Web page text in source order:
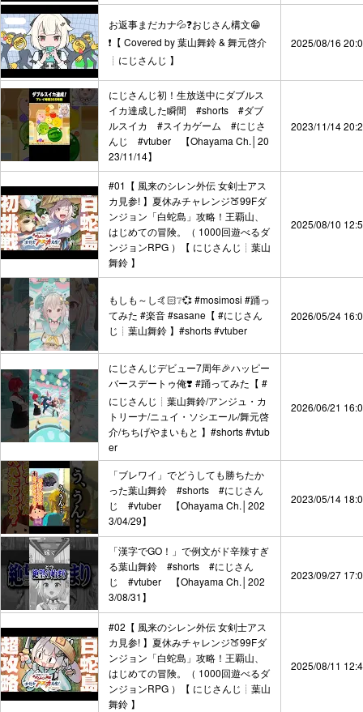
お返事まだカナ💦❓おじさん構文😁
❗️【 Covered by 葉山舞鈴 & 舞元啓介
┊︎にじさんじ 】
2025/08/16
にじさんじ初！生放送中にダブルス
イカ達成した瞬間 #shorts #ダブ
ルスイカ #スイカゲーム #にじさ
んじ #vtuber 【Ohayama Ch.│20
23/11/14】
2023/11/14
#01【 風来のシレン外伝 女剣士アス
カ見参! 】夏休みチャレンジ🍑99Fダ
ンジョン「白蛇島」攻略！王覇山、
はじめての冒険。（ 1000回遊べるダ
ンジョンRPG ）【 にじさんじ┊︎葉山
舞鈴 】
2025/08/10
もしも～し🤙🏻❔💞 #mosimosi #踊っ
てみた #楽音 #sasane【 #にじさん
じ┊︎葉山舞鈴 】#shorts #vtuber
2026/05/24
にじさんじデビュー7周年🎉ハッピー
バースデートゥ俺❣️ #踊ってみた【 #
にじさんじ┊︎葉山舞鈴/アンジュ・カ
トリーナ/ニュイ・ソシエール/舞元啓
介/ちちげやまいもと 】#shorts #vtub
er
2026/06/21
「ブレワイ」でどうしても勝ちたか
った葉山舞鈴 #shorts #にじさん
じ #vtuber 【Ohayama Ch.│202
3/04/29】
2023/05/14
「漢字でGO！」で例文がド辛辣すぎ
る葉山舞鈴 #shorts #にじさん
じ #vtuber 【Ohayama Ch.│202
3/08/31】
2023/09/27
#02【 風来のシレン外伝 女剣士アス
カ見参! 】夏休みチャレンジ🍑99Fダ
ンジョン「白蛇島」攻略！王覇山、
はじめての冒険。（ 1000回遊べるダ
ンジョンRPG ）【 にじさんじ┊︎葉山
舞鈴 】
2025/08/11